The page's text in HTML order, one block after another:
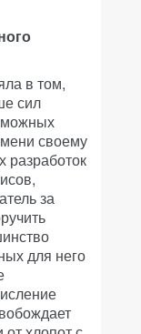
в том,
сил
своему
разработок
за
для него